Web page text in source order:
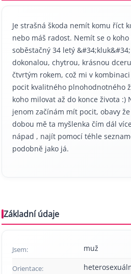
Je strašná škoda nemít komu říct
nebo máš radost. Nemít se o
soběstačný 34 letý
dokonalou, chytrou, krásnou
čtvrtým rokem, což mi v
pocit kvalitného plnohodnotného
koho milovat až do konce života
jenom začínám mít pocit, obavy
dobou mě ta myšlenka čím dál
nápad , najít pomocí téhle
podobně jako já.
Základní údaje
Jsem: muž
Orientace: